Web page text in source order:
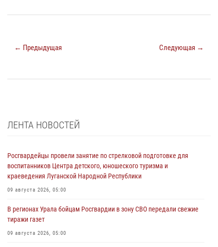
← Предыдущая Следующая →
ЛЕНТА НОВОСТЕЙ
Росгвардейцы провели занятие по стрелковой подготовке для
воспитанников Центра детского, юношеского туризма и
краеведения Луганской Народной Республики
09 августа 2026, 05:00
В регионах Урала бойцам Росгвардии в зону СВО передали свежие
тиражи газет
09 августа 2026, 05:00